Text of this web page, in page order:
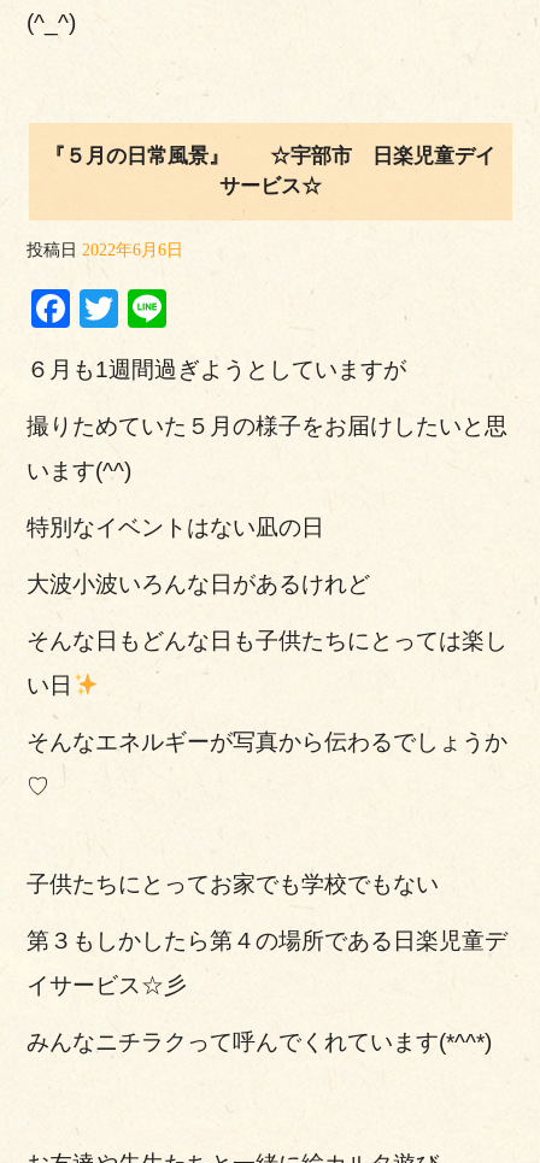
(^_^)
『５月の日常風景』 ☆宇部市 日楽児童デイ
サービス☆
投稿日 2022年6月6日
Facebook
Twitter
６月も1週間過ぎようとしていますが
撮りためていた５月の様子をお届けしたいと思
います(^^)
特別なイベントはない凪の日
大波小波いろんな日があるけれど
そんな日もどんな日も子供たちにとっては楽し
い日
そんなエネルギーが写真から伝わるでしょうか
♡
子供たちにとってお家でも学校でもない
第３もしかしたら第４の場所である日楽児童デ
イサービス☆彡
みんなニチラクって呼んでくれています(*^^*)